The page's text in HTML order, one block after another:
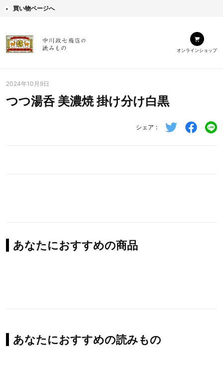
買い物ページへ
オンラインショップ
2024年10月9日
つつ湯呑 美濃焼 掛け分け白黒
シェア
あなたにおすすめの商品
あなたにおすすめの読みもの